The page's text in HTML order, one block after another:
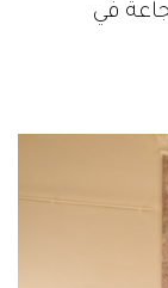
في